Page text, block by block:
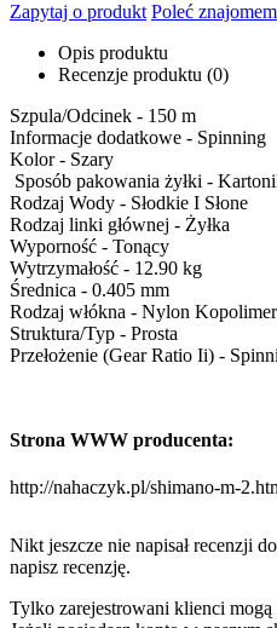
Zapytaj o produkt Poleć
Opis produktu
Recenzje produktu (0)
Szpula/Odcinek - 150 m
Informacje dodatkowe - Spinning
Kolor - Szary
Sposób pakowania żyłki -
Rodzaj Wody - Słodkie I Słone
Rodzaj linki głównej - Żyłka
Wyporność - Tonący
Wytrzymałość - 12.90 kg
Średnica - 0.405 mm
Rodzaj włókna - Nylon Kopolimer
Struktura/Typ - Prosta
Przełożenie (Gear Ratio Ii) -
Strona WWW producenta:
http://nahaczyk.pl/shimano-m-
Nikt jeszcze nie napisał recenzji
napisz recenzję.
Tylko zarejestrowani klienci